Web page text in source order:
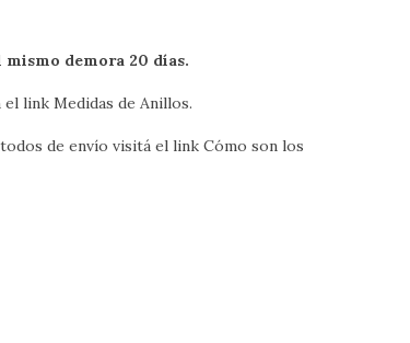
demora 20 días.
el link Medidas de Anillos.
de envío visitá el link Cómo son los